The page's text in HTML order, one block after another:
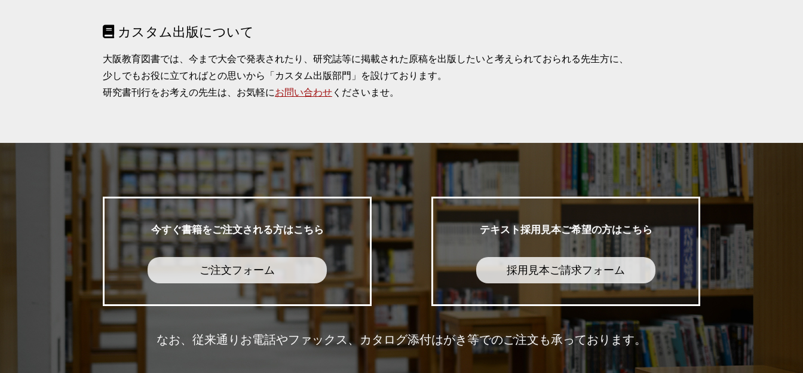
カスタム出版について
大阪教育図書では、今まで大会で発表されたり、研究誌等に掲載された原稿を出版したいと考えられておられる先生方に、
少しでもお役に立てればとの思いから「カスタム出版部門」を設けております。
研究書刊行をお考えの先生は、お気軽にお問い合わせ くださいませ。
今すぐ書籍をご注文される方はこちら
ご注文フォーム
テキスト採用見本ご希望の方はこちら
採用見本ご請求フォーム
なお、従来通りお電話やファックス、カタログ添付はがき等でのご注文も承っております。